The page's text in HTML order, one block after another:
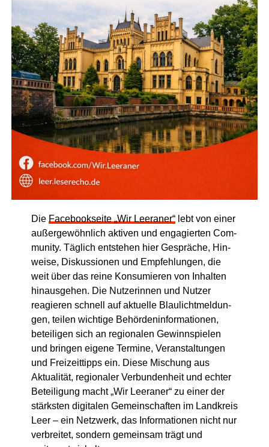
Die Face­book­sei­te „Wir Leera­ner“lebt von einer
außer­ge­wöhn­lich akti­ven und enga­gier­ten Com­
mu­ni­ty. Täg­lich ent­ste­hen hier Gesprä­che, Hin­
wei­se, Dis­kus­sio­nen und Emp­feh­lun­gen, die
weit über das rei­ne Kon­su­mie­ren von Inhal­ten
hin­aus­ge­hen. Die Nut­ze­rin­nen und Nut­zer
reagie­ren schnell auf aktu­el­le Blau­licht­mel­dun­
gen, tei­len wich­ti­ge Behör­den­in­for­ma­tio­nen,
betei­li­gen sich an regio­na­len Gewinn­spie­len
und brin­gen eige­ne Ter­mi­ne, Ver­an­stal­tun­gen
und Frei­zeit­tipps ein. Die­se Mischung aus
Aktua­li­tät, regio­na­ler Ver­bun­den­heit und ech­ter
Betei­li­gung macht „Wir Leera­ner“ zu einer der
stärks­ten digi­ta­len Gemein­schaf­ten im Land­kreis
Leer – ein Netz­werk, das Infor­ma­tio­nen nicht nur
ver­brei­tet, son­dern gemein­sam trägt und